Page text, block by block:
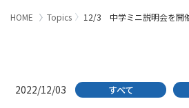
HOME Topics 12/3 中学ミニ説明会を開
2022/12/03 すべて